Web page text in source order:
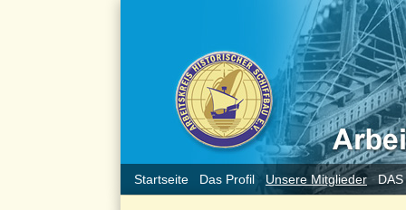
Startseite Das Profil Unsere Mitglieder